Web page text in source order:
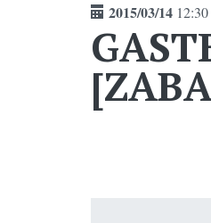
2015/03/14